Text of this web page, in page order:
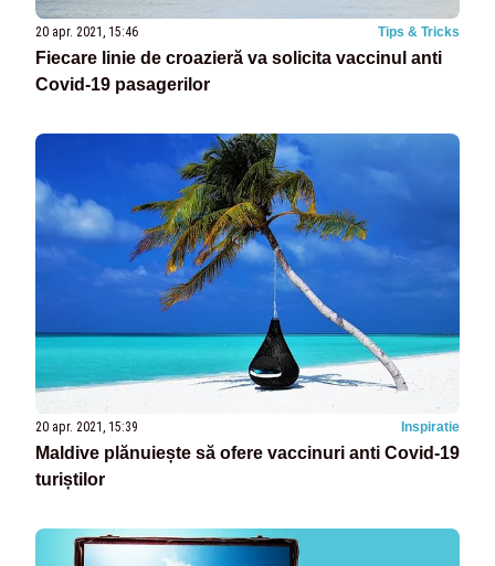
20 apr. 2021, 15:46 Tips & Tricks
Fiecare linie de croazieră va solicita vaccinul anti
Covid-19 pasagerilor
20 apr. 2021, 15:39 Inspiratie
Maldive plănuiește să ofere vaccinuri anti Covid-19
turiștilor